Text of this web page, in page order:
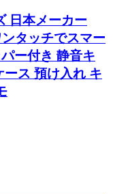
日本メーカー
タッチでスマー
ー付き 静音キ
ース 預け入れ キ